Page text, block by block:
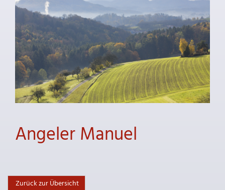
Angeler Manuel
Zurück zur Übersicht